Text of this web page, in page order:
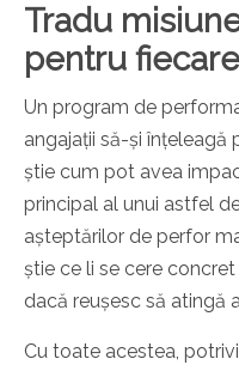
Tradu
pentru
Un program de
angajații să-și înțeleagă
știe cum pot avea
principal al unui astfel
așteptărilor de perfor
știe ce li se cere
dacă reușesc să atingă
Cu toate acestea,